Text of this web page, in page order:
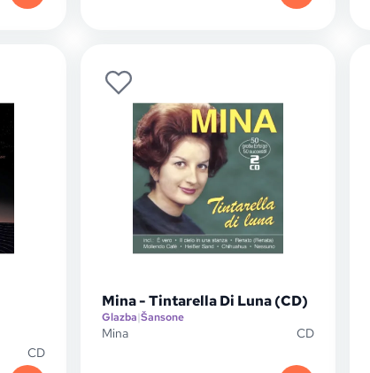
CD
Mina - Tintarella Di Luna (CD)
Glazba|Šansone
Mina CD